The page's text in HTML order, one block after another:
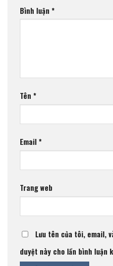
Bình luận *
Tên *
Email*
Trang web
Lưu tên của tôi, email,
duyệt này cho lần bình luận